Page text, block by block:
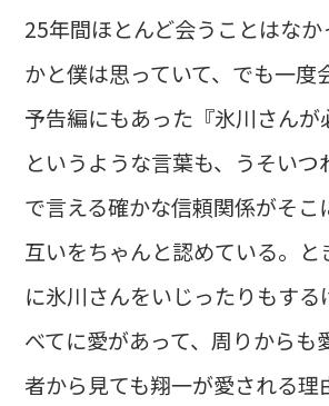
25年間ほとんど会うことはな
かと僕は思っていて、でも一度
予告編にもあった『氷川さんが
というような言葉も、うそいつ
で言える確かな信頼関係がそこ
互いをちゃんと認めている。と
に氷川さんをいじったりもする
べてに愛があって、周りからも
者から見ても翔一が愛される理